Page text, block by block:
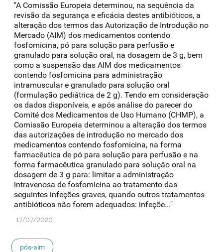
"A Comissão Europeia determinou, na sequência da
revisão da segurança e eficácia destes antibióticos, a
alteração dos termos das Autorização de Introdução no
Mercado (AIM) dos medicamentos contendo
fosfomicina, pó para solução para perfusão e
granulado para solução oral, na dosagem de 3 g, bem
como a suspensão das AIM dos medicamentos
contendo fosfomicina para administração
intramuscular e granulado para solução oral
(formulação pediátrica de 2 g). Tendo em consideração
os dados disponíveis, e após análise do parecer do
Comité dos Medicamentos de Uso Humano (CHMP), a
Comissão Europeia determinou a alteração dos termos
das autorizações de introdução no mercado dos
medicamentos contendo fosfomicina, na forma
farmacêutica de pó para solução para perfusão e na
forma farmacêutica granulado para solução oral na
dosagem de 3 g para: limitar a administração
intravenosa de fosfomicina ao tratamento das
seguintes infeções graves, quando outros tratamentos
antibióticos não forem adequados: infeçõe..."
17/07/2020
pós-aim